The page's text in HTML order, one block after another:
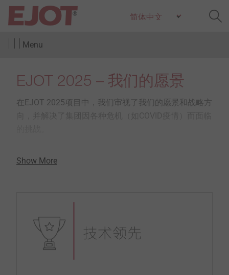
Menu
Show More
EJOT 2025 – 我们的愿景
在EJOT 2025项目中，我们审视了我们的愿景和战略方